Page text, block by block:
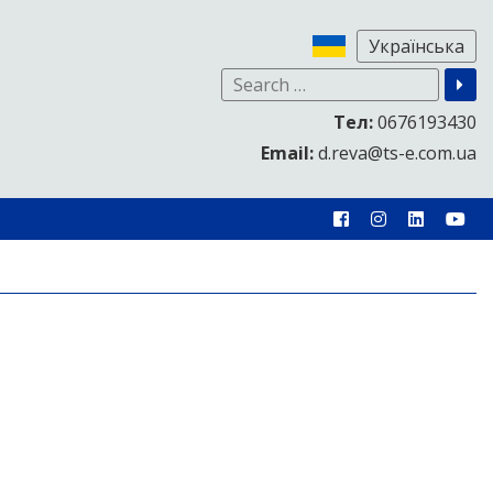
Тел:0676193430
Email:d.reva@ts-e.com.ua